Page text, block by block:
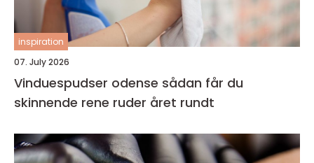
inspiration
07. July 2026
Vinduespudser odense sådan får du
skinnende rene ruder året rundt